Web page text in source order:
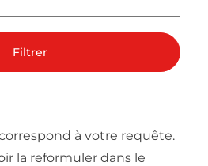
Filtrer
à votre requête.
la reformuler dans le